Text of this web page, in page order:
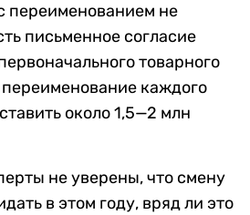
переименованием не
письменное согласие
товарного
каждого
около 1,5—2 млн
не уверены, что смену
в этом году, вряд ли это